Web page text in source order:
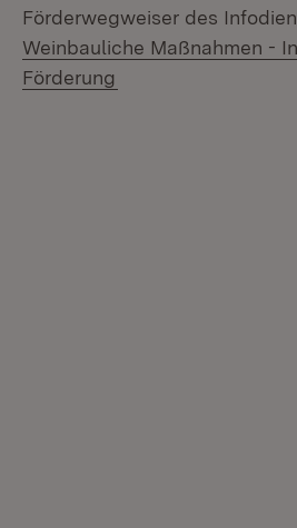
Förderwegweiser des
Weinbauliche Maßnahmen -
Förderung